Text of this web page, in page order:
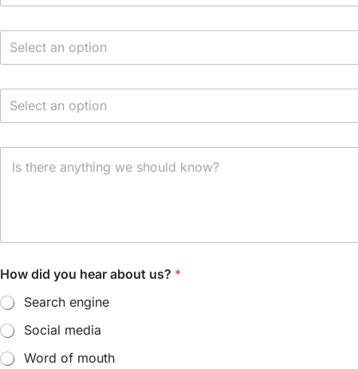
Select an option
Select an option
How did you hear about us? *
Search engine
Social media
Word of mouth